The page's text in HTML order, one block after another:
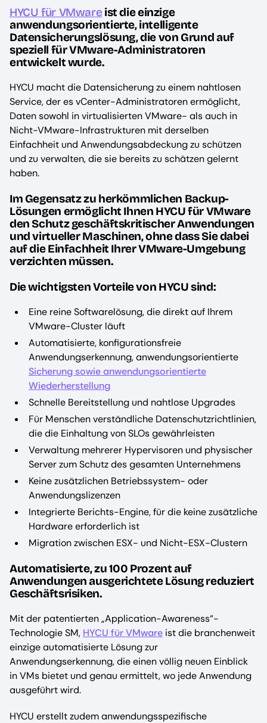
HYCU für VMware ist die einzige
anwendungsorientierte, intelligente
Datensicherungslösung, die von Grund auf
speziell für VMware-Administratoren
entwickelt wurde.
HYCU macht die Datensicherung zu einem nahtlosen
Service, der es vCenter-Administratoren ermöglicht,
Daten sowohl in virtualisierten VMware- als auch in
Nicht-VMware-Infrastrukturen mit derselben
Einfachheit und Anwendungsabdeckung zu schützen
und zu verwalten, die sie bereits zu schätzen gelernt
haben.
Im Gegensatz zu herkömmlichen Backup-
Lösungen ermöglicht Ihnen HYCU für VMware
den Schutz geschäftskritischer Anwendungen
und virtueller Maschinen, ohne dass Sie dabei
auf die Einfachheit Ihrer VMware-Umgebung
verzichten müssen.
Die wichtigsten Vorteile von HYCU sind:
Eine reine Softwarelösung, die direkt auf Ihrem
VMware-Cluster läuft
Automatisierte, konfigurationsfreie
Anwendungserkennung, anwendungsorientierte
Sicherung sowie anwendungsorientierte
Wiederherstellung
Schnelle Bereitstellung und nahtlose Upgrades
Für Menschen verständliche Datenschutzrichtlinien,
die die Einhaltung von SLOs gewährleisten
Verwaltung mehrerer Hypervisoren und physischer
Server zum Schutz des gesamten Unternehmens
Keine zusätzlichen Betriebssystem- oder
Anwendungslizenzen
Integrierte Berichts-Engine, für die keine zusätzliche
Hardware erforderlich ist
Migration zwischen ESX- und Nicht-ESX-Clustern
Automatisierte, zu 100 Prozent auf
Anwendungen ausgerichtete Lösung reduziert
Geschäftsrisiken.
Mit der patentierten „Application-Awareness“-
Technologie SM, HYCU für VMware ist die branchenweit
einzige automatisierte Lösung zur
Anwendungserkennung, die einen völlig neuen Einblick
in VMs bietet und genau ermittelt, wo jede Anwendung
ausgeführt wird.
HYCU erstellt zudem anwendungsspezifische